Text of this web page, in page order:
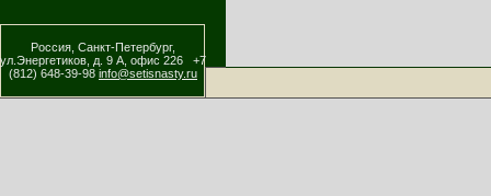
Россия, Санкт-Петербург,
ул.Энергетиков, д. 9 А, офис 226 +7
(812) 648-39-98 info@setisnasty.ru